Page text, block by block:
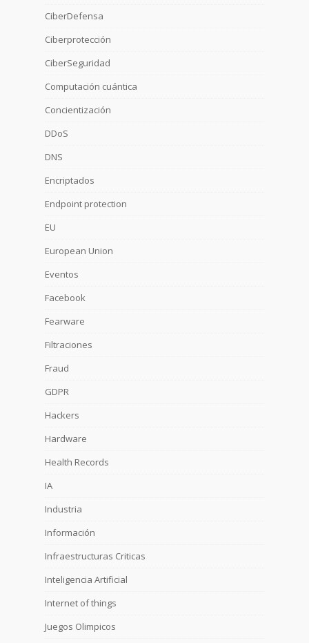
CiberDefensa
Ciberprotección
CiberSeguridad
Computación cuántica
Concientización
DDoS
DNS
Encriptados
Endpoint protection
EU
European Union
Eventos
Facebook
Fearware
Filtraciones
Fraud
GDPR
Hackers
Hardware
Health Records
IA
Industria
Información
Infraestructuras Criticas
Inteligencia Artificial
Internet of things
Juegos Olimpicos